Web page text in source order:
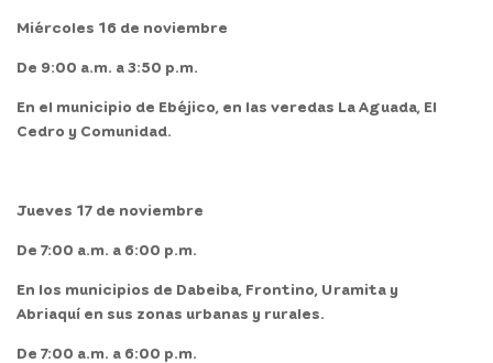
Miércoles 16 de noviembre
De 9:00 a.m. a 3:50 p.m.
En el municipio de Ebéjico, en las veredas La Aguada, El
Cedro y Comunidad.
Jueves 17 de noviembre
De 7:00 a.m. a 6:00 p.m.
En los municipios de Dabeiba, Frontino, Uramita y
Abriaquí en sus zonas urbanas y rurales.
De 7:00 a.m. a 6:00 p.m.